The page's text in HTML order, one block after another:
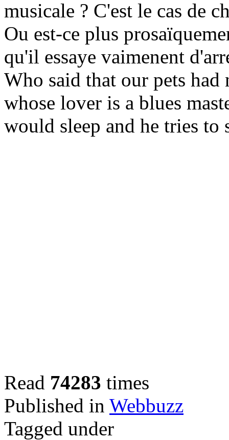
musicale ? C'est le cas de
Ou est-ce plus
qu'il essaye vaimenent
Who said that our pets had
whose lover is a blues
would sleep and he tries to
Read 74283 times
Published in Webbuzz
Tagged under